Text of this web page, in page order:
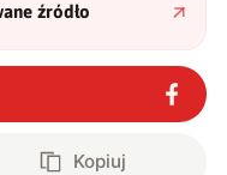
źródło
Kopiuj